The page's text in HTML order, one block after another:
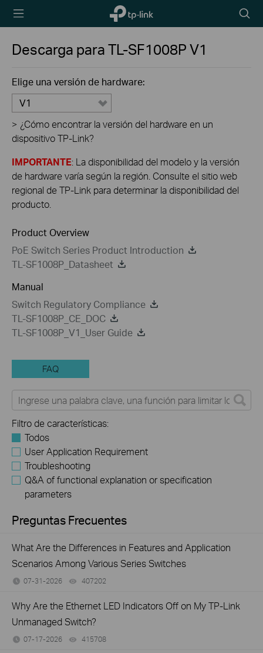
TP-Link,
Reliably
icon
Descarga paraTL-SF1008PV1
Elige una versión de hardware:
V1
> ¿Cómo encontrar la versión del hardware en un
dispositivo TP-Link?
IMPORTANTE: La disponibilidad del modelo y la versión
de hardware varía según la región. Consulte el sitio web
regional de TP-Link para determinar la disponibilidad del
producto.
Product Overview
PoE Switch Series Product Introduction
TL-SF1008P_Datasheet
Manual
Switch Regulatory Compliance
TL-SF1008P_CE_DOC
TL-SF1008P_V1_User Guide
FAQ
Filtro de características:
Todos
User Application Requirement
Troubleshooting
Q&A of functional explanation or specification
parameters
Preguntas Frecuentes
What Are the Differences in Features and Application
Scenarios Among Various Series Switches
07-31-2026 407202
Why Are the Ethernet LED Indicators Off on My TP-Link
Unmanaged Switch?
07-17-2026 415708